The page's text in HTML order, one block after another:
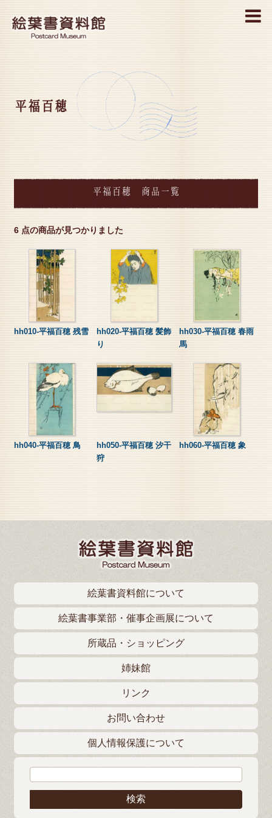
MENU
平福百穂
平福百穂 商品一覧
6 点の商品が見つかりました
hh010-平福百穂 残雪
hh020-平福百穂 髪飾
り
hh030-平福百穂 春雨
馬
hh040-平福百穂 鳥
hh050-平福百穂 汐干
狩
hh060-平福百穂 象
絵葉書資料館について
絵葉書事業部・催事企画展について
所蔵品・ショッピング
姉妹館
リンク
お問い合わせ
個人情報保護について